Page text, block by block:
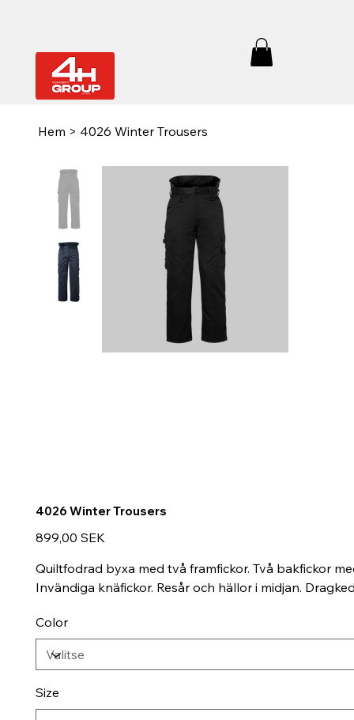
Hem > 4026 Winter Trousers
4026 Winter Trousers
Hinta
899,00 SEK
Quiltfodrad byxa med två framfickor. Två bakfickor
Invändiga knäfickor. Resår och hällor i midjan.
Color
Size